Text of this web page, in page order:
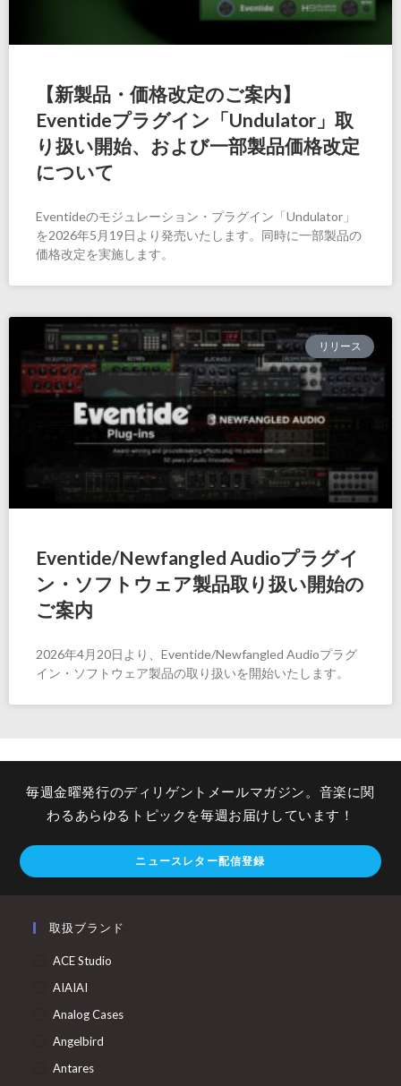
【新製品・価格改定のご案内】
Eventideプラグイン「Undulator」取
り扱い開始、および一部製品価格改定
について
Eventideのモジュレーション・プラグイン「Undulator」
を2026年5月19日より発売いたします。同時に一部製品の
価格改定を実施します。
リリース
Eventide/Newfangled Audioプラグイ
ン・ソフトウェア製品取り扱い開始の
ご案内
2026年4月20日より、Eventide/Newfangled Audioプラグ
イン・ソフトウェア製品の取り扱いを開始いたします。
毎週金曜発行のディリゲントメールマガジン。音楽に関
わるあらゆるトピックを毎週お届けしています！
ニュースレター配信登録
取扱ブランド
ACE Studio
AIAIAI
Analog Cases
Angelbird
Antares